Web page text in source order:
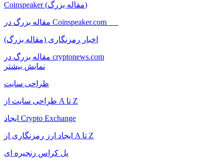
Coinspeaker (مقاله بزرگ)
مقاله بزرگ در Coinspeaker.com
اخبار رمزنگاری (مقاله بزرگ)
مقاله بزرگ در cryptonews.com
نمایش بیشتر
طراحی سایت
طراحی سایت از A تا Z
ایجاد Crypto Exchange
ایجاد ارز رمزنگاری از A تا Z
پل کراس زنجیره ای